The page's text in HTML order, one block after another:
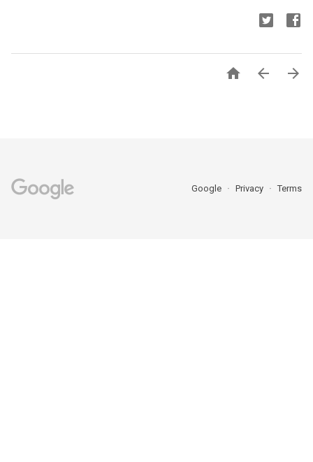
  
Google Privacy Terms